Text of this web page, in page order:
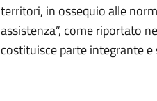
territori, in ossequio alle
assistenza”, come riportato
costituisce parte integrante e